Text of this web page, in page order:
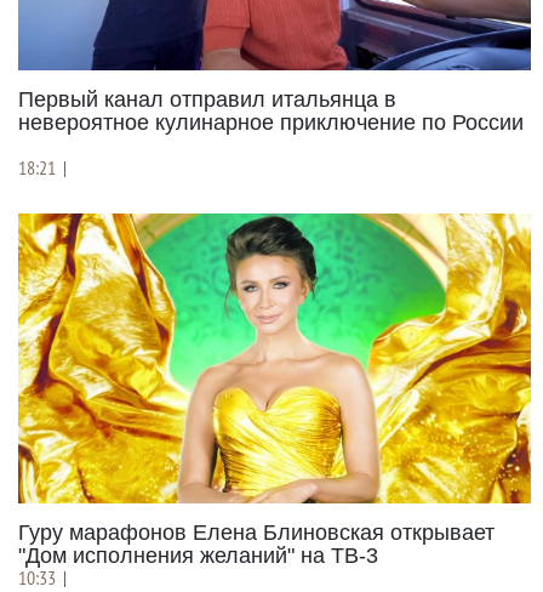
Первый канал отправил итальянца в
невероятное кулинарное приключение по России
18:21 |
Гуру марафонов Елена Блиновская открывает
"Дом исполнения желаний" на ТВ-3
10:33 |